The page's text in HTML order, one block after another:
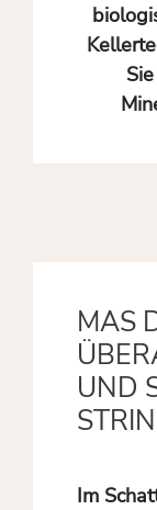
MAS
UND
Im